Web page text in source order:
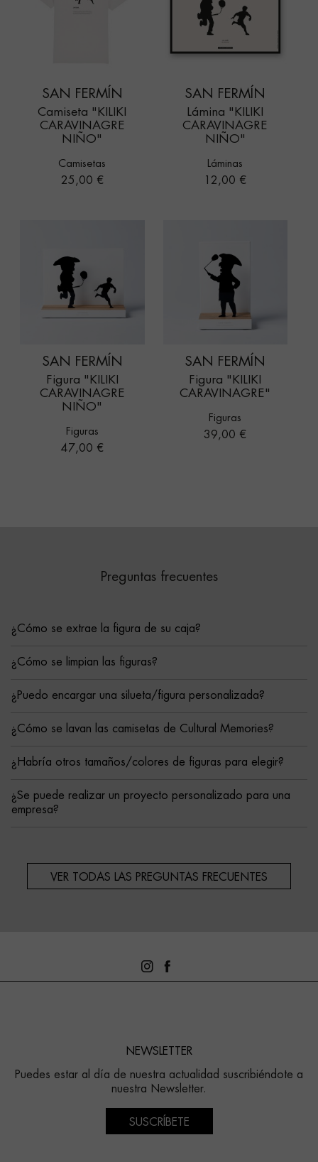
SAN FERMÍN
Camiseta "KILIKI
CARAVINAGRE
NIÑO"
Camisetas
Precio
25,00 €
SAN FERMÍN
Lámina "KILIKI
CARAVINAGRE
NIÑO"
Láminas
Precio
12,00 €
SAN FERMÍN
Figura "KILIKI
CARAVINAGRE
NIÑO"
Figuras
Precio
47,00 €
SAN FERMÍN
Figura "KILIKI
CARAVINAGRE"
Figuras
Precio
39,00 €
Preguntas frecuentes
¿Cómo se extrae la figura de su caja?
¿Cómo se limpian las figuras?
¿Puedo encargar una silueta/figura personalizada?
¿Cómo se lavan las camisetas de Cultural Memories?
¿Habría otros tamaños/colores de figuras para elegir?
¿Se puede realizar un proyecto personalizado para una
empresa?
VER TODAS LAS PREGUNTAS FRECUENTES
NEWSLETTER
Puedes estar al día de nuestra actualidad suscribiéndote a
nuestra Newsletter.
SUSCRÍBETE